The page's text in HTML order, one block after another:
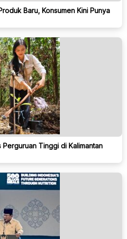
Baru, Konsumen Kini Punya
Perguruan Tinggi di Kalimantan